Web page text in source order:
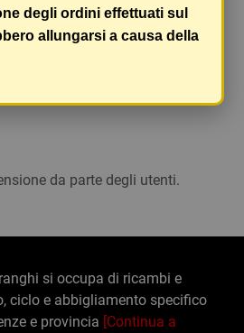
adeguatamente
son ben protetti.
da parte degli utenti.
degli ordini effettuati sul
allungarsi a causa della
si occupa di ricambi e
ciclo e abbigliamento specifico
e provincia [Continua a